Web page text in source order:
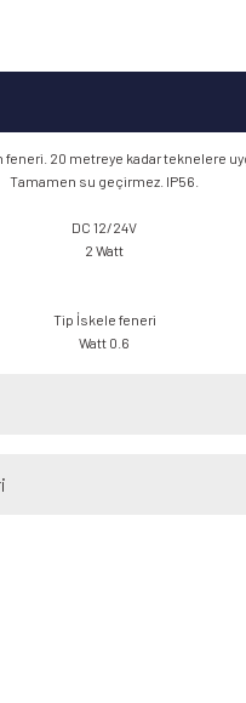
feneri. 20 metreye kadar teknelere
Tamamen su geçirmez. IP56.
DC 12/24V
2 Watt
Tip İskele feneri
Watt 0.6